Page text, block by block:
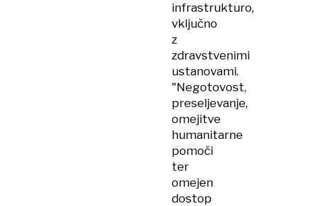
infrastrukturo,
vključno
z
zdravstvenimi
ustanovami.
"Negotovost,
preseljevanje,
omejitve
humanitarne
pomoči
ter
omejen
dostop